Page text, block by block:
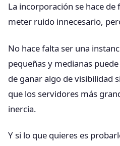
La incorporación se hace
meter ruido innecesario,
No hace falta ser una
pequeñas y medianas
de ganar algo de visibilidad
que los servidores más
inercia.
Y si lo que quieres es